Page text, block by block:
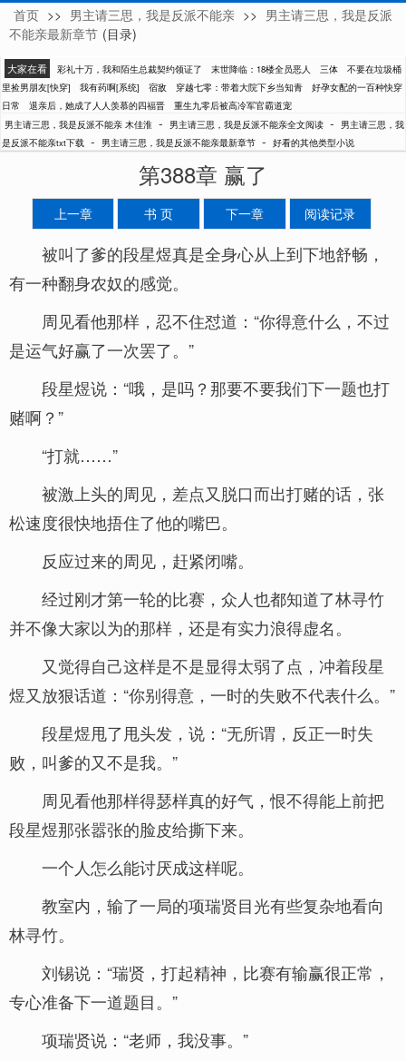
木佳淮
首页 >> 男主请三思，我是反派不能亲 >> 男主请三思，我是反派
不能亲最新章节 (目录)
大家在看 彩礼十万，我和陌生总裁契约领证了 末世降临：18楼全员恶人 三体
不要在垃圾桶
里捡男朋友[快穿]
我有药啊[系统] 宿敌 穿越七零：带着大院下乡当知青
好孕女配的一百种快穿
日常
退亲后，她成了人人羡慕的四福晋
重生九零后被高冷军官霸道宠
男主请三思，我是反派不能亲 木佳淮 - 男主请三思，我是反派不能亲全文阅读 -
男主请三思，我
是反派不能亲txt下载 - 男主请三思，我是反派不能亲最新章节 - 好看的其他类型小说
第388章 赢了
上一章 书 页 下一章 阅读记录
被叫了爹的段星煜真是全身心从上到下地舒畅，
有一种翻身农奴的感觉。
周见看他那样，忍不住怼道：“你得意什么，不过
是运气好赢了一次罢了。”
段星煜说：“哦，是吗？那要不要我们下一题也打
赌啊？”
“打就……”
被激上头的周见，差点又脱口而出打赌的话，张
松速度很快地捂住了他的嘴巴。
反应过来的周见，赶紧闭嘴。
经过刚才第一轮的比赛，众人也都知道了林寻竹
并不像大家以为的那样，还是有实力浪得虚名。
又觉得自己这样是不是显得太弱了点，冲着段星
煜又放狠话道：“你别得意，一时的失败不代表什么。”
段星煜甩了甩头发，说：“无所谓，反正一时失
败，叫爹的又不是我。”
周见看他那样得瑟样真的好气，恨不得能上前把
段星煜那张嚣张的脸皮给撕下来。
一个人怎么能讨厌成这样呢。
教室内，输了一局的项瑞贤目光有些复杂地看向
林寻竹。
刘锡说：“瑞贤，打起精神，比赛有输赢很正常，
专心准备下一道题目。”
项瑞贤说：“老师，我没事。”